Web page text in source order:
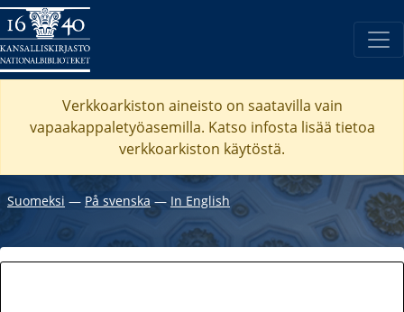
Verkkoarkiston aineisto on saatavilla vain
vapaakappaletyöasemilla. Katso infosta lisää tietoa
verkkoarkiston käytöstä.
Suomeksi ― På svenska ― In English